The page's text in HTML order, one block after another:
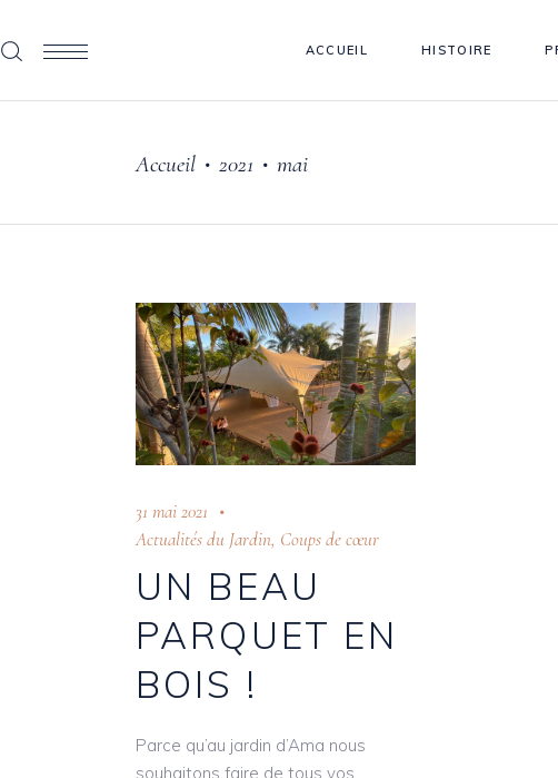
ACCUEIL HISTOIRE
Accueil • 2021 • mai
31 mai 2021
Actualités du Jardin, Coups de cœur
UN BEAU
PARQUET EN
BOIS !
Parce qu’au jardin d’Ama nous
souhaitons faire de tous vos